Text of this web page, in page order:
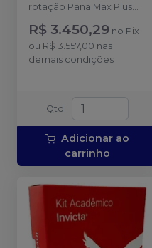
rotação Pana Max Plus
PB + Contra ângulo FX23
PB + Peça reta FX65 +
Micro motor FX205 e
acompanha 1
R$ 3.450,29 no Pix
ou R$ 3.557,00 nas
demais condições
Qtd :
Adicionar ao
carrinho